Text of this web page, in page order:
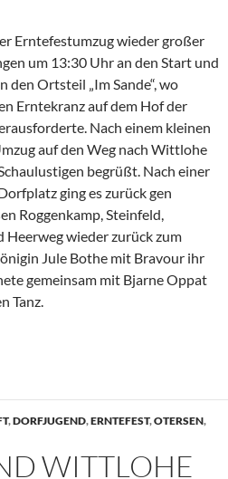
Erntefestumzug wieder großer
um 13:30 Uhr an den Start und
den Ortsteil „Im Sande“, wo
Erntekranz auf dem Hof der
Nach einem kleinen
auf den Weg nach Wittlohe
begrüßt. Nach einer
ging es zurück gen
Roggenkamp, Steinfeld,
Heerweg wieder zurück zum
Jule Bothe mit Bravour ihr
gemeinsam mit Bjarne Oppat
Tanz.
bunten Beiträgen
,DORFJUGEND,ERNTEFEST,OTERSEN,
WITTLOHE